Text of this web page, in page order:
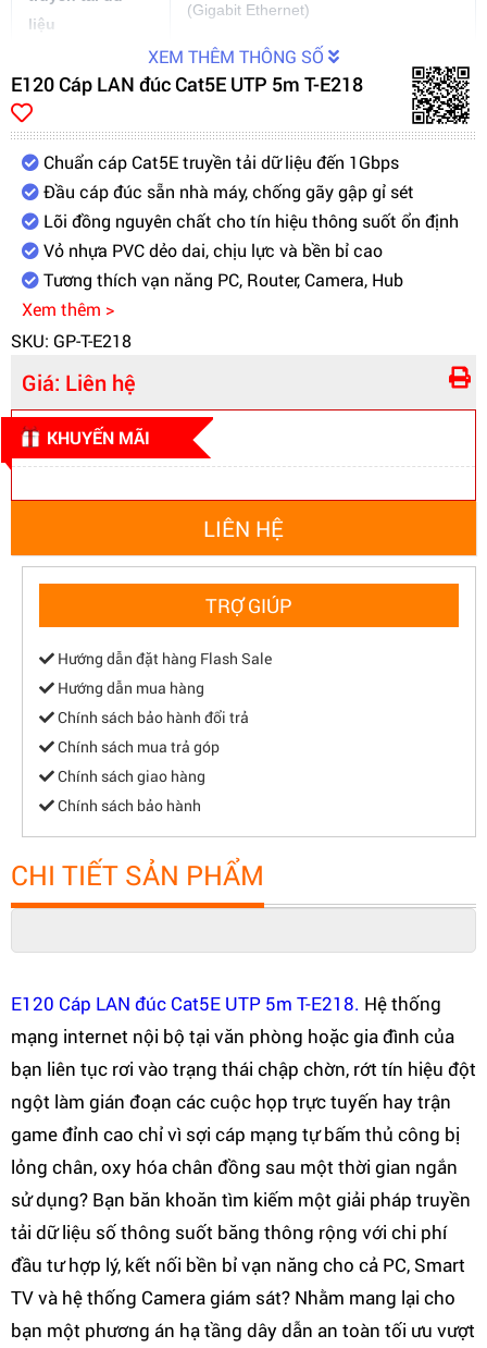
liệu
(Gigabit Ethernet)
Chuẩn vỏ bọc
chống nhiễu
UTP (Unshielded Twisted Pair - Bọc
Chất liệu lớp vỏ
bảo vệ ngoài
Nhựa PVC dẻo dai, chịu nhiệt tốt và
đàn hồi cơ học cao
Giao tiếp kết nối
vật lý
Hai đầu RJ45 đúc sẵn nguyên khối
chắc chắn
XEM THÊM THÔNG SỐ
E120 Cáp LAN đúc Cat5E UTP 5m T-E218
Chuẩn cáp Cat5E truyền tải dữ liệu đến 1Gbps
Đầu cáp đúc sẵn nhà máy, chống gãy gập gỉ sét
Lõi đồng nguyên chất cho tín hiệu thông suốt ổn định
Vỏ nhựa PVC dẻo dai, chịu lực và bền bỉ cao
Tương thích vạn năng PC, Router, Camera, Hub
Xem thêm >
SKU: GP-T-E218
Giá: Liên hệ
KHUYẾN MÃI
LIÊN HỆ
TRỢ GIÚP
Hướng dẫn đặt hàng Flash Sale
Hướng dẫn mua hàng
Chính sách bảo hành đổi trả
Chính sách mua trả góp
Chính sách giao hàng
Chính sách bảo hành
CHI TIẾT SẢN PHẨM
E120 Cáp LAN đúc Cat5E UTP 5m T-E218. Hệ thống
mạng internet nội bộ tại văn phòng hoặc gia đình của
bạn liên tục rơi vào trạng thái chập chờn, rớt tín hiệu đột
ngột làm gián đoạn các cuộc họp trực tuyến hay trận
game đỉnh cao chỉ vì sợi cáp mạng tự bấm thủ công bị
lỏng chân, oxy hóa chân đồng sau một thời gian ngắn
sử dụng? Bạn băn khoăn tìm kiếm một giải pháp truyền
tải dữ liệu số thông suốt băng thông rộng với chi phí
đầu tư hợp lý, kết nối bền bỉ vạn năng cho cả PC, Smart
TV và hệ thống Camera giám sát? Nhằm mang lại cho
bạn một phương án hạ tầng dây dẫn an toàn tối ưu vượt